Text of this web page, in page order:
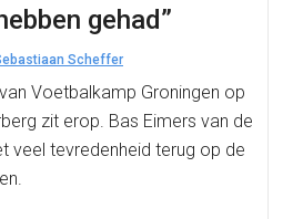
gehad”
Scheffer
Voetbalkamp Groningen op
zit erop. Bas Eimers van de
veel tevredenheid terug op de